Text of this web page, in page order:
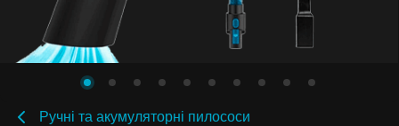
Ручні та акумуляторні пилососи